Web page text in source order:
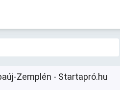
Zemplén - Startapró.hu